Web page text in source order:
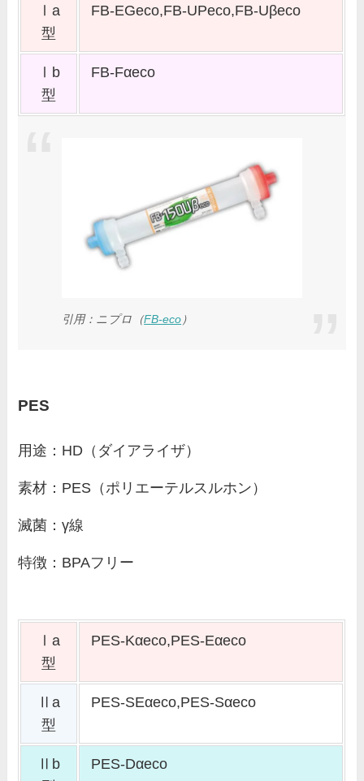
Ⅰa
型
FB-EGeco,FB-UPeco,FB-Uβeco
Ⅰb
型
FB-Fαeco
引用：ニプロ（FB-eco ）
PES
用途：HD（ダイアライザ）
素材：PES（ポリエーテルスルホン）
滅菌：γ線
特徴：BPAフリー
Ⅰa
型
PES-Kαeco,PES-Eαeco
Ⅱa
型
PES-SEαeco,PES-Sαeco
Ⅱb
PES-Dαeco